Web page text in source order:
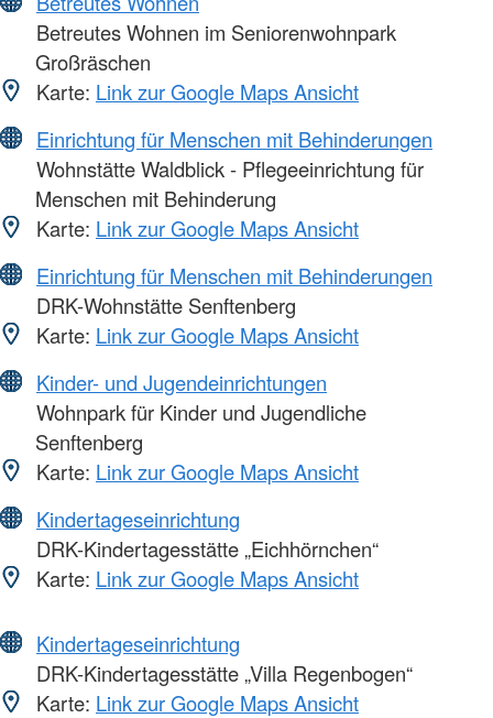
Betreutes Wohnen im Seniorenwohnpark
Großräschen
Karte: Link zur Google Maps Ansicht
Einrichtung für Menschen mit Behinderungen
Wohnstätte Waldblick - Pflegeeinrichtung für
Menschen mit Behinderung
Karte: Link zur Google Maps Ansicht
Einrichtung für Menschen mit Behinderungen
DRK-Wohnstätte Senftenberg
Karte: Link zur Google Maps Ansicht
Kinder- und Jugendeinrichtungen
Wohnpark für Kinder und Jugendliche
Senftenberg
Karte: Link zur Google Maps Ansicht
Kindertageseinrichtung
DRK-Kindertagesstätte „Eichhörnchen“
Karte: Link zur Google Maps Ansicht
Kindertageseinrichtung
DRK-Kindertagesstätte „Villa Regenbogen“
Karte: Link zur Google Maps Ansicht